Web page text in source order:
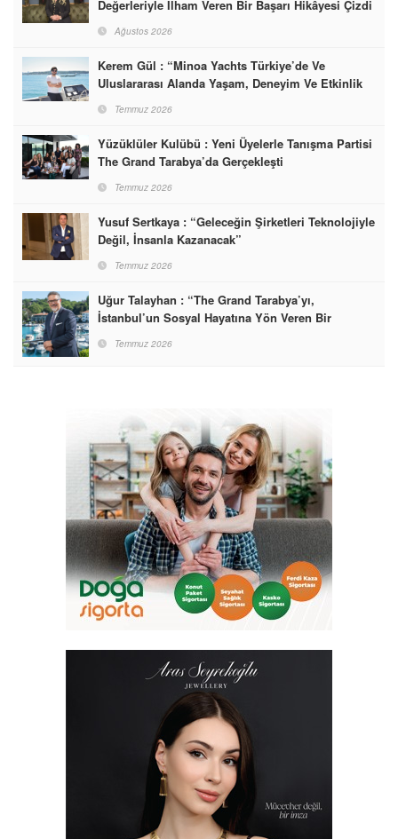
Değerleriyle İlham Veren Bir Başarı Hikâyesi Çizdi
Ağustos 2026
Kerem Gül : “Minoa Yachts Türkiye’de Ve
Uluslararası Alanda Yaşam, Deneyim Ve Etkinlik
Markası Olacak”
Temmuz 2026
Yüzüklüler Kulübü : Yeni Üyelerle Tanışma Partisi
The Grand Tarabya’da Gerçekleşti
Temmuz 2026
Yusuf Sertkaya : “Geleceğin Şirketleri Teknolojiyle
Değil, İnsanla Kazanacak”
Temmuz 2026
Uğur Talayhan : “The Grand Tarabya’yı,
İstanbul’un Sosyal Hayatına Yön Veren Bir
Destinasyon Haline Getirmeyi Hedefliyorum”
Temmuz 2026